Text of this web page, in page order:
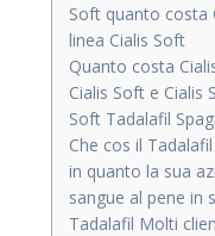
Soft quanto costa
linea Cialis Soft
Quanto costa
Cialis Soft e Cialis
Soft Tadalafil
Che cos il
in quanto la sua
sangue al pene in
Tadalafil Molti